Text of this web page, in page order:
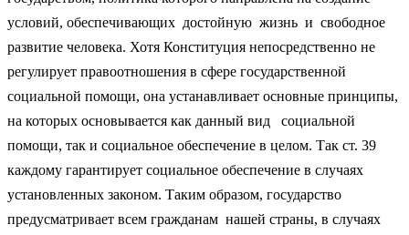
условий, обеспечивающих достойную жизнь и свободное
развитие человека. Хотя Конституция непосредственно не
регулирует правоотношения в сфере государственной
социальной помощи, она устанавливает основные принципы,
на которых основывается как данный вид социальной
помощи, так и социальное обеспечение в целом. Так ст. 39
каждому гарантирует социальное обеспечение в случаях
установленных законом. Таким образом, государство
предусматривает всем гражданам нашей страны, в случаях